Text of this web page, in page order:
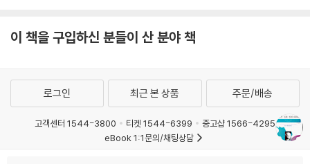
이 책을 구입하신 분들이 산 분야 책
로그인 최근 본 상품 주문/배송
고객센터 1544-3800 티켓 1544-6399
중고샵 1566-4295
eBook 1:1문의/채팅상담